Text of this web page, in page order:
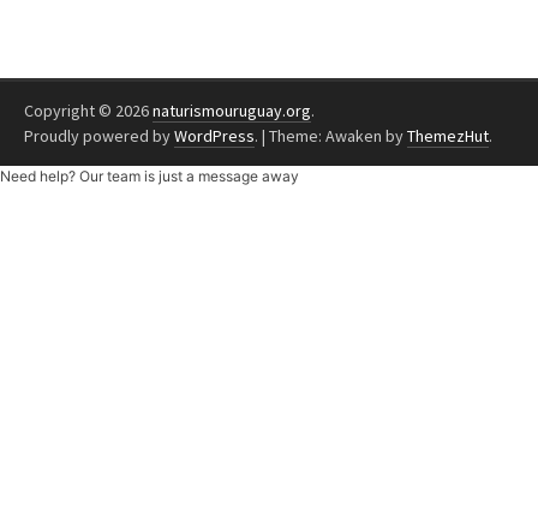
Copyright © 2026naturismouruguay.org.
Proudly powered byWordPress. | Theme: Awaken byThemezHut.
Need help? Our team is just a message away